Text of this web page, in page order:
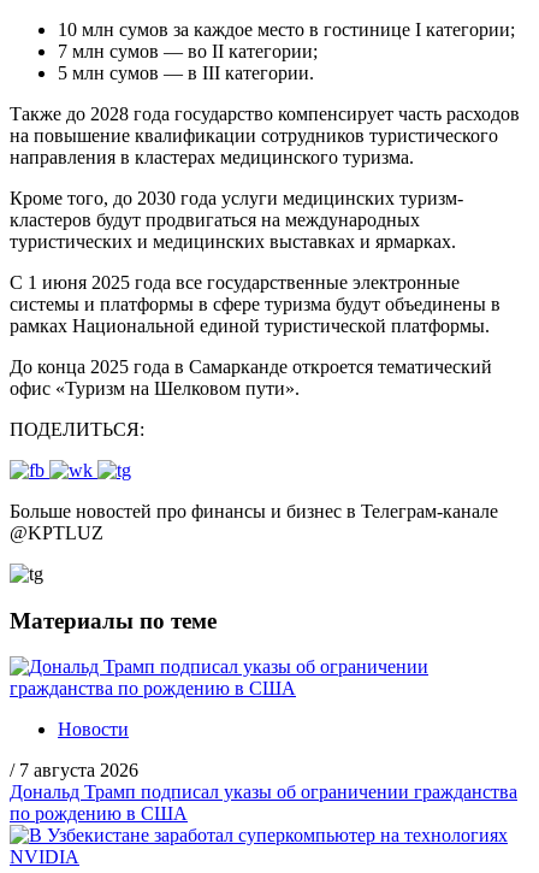
10 млн сумов за каждое место в гостинице I категории;
7 млн сумов — во II категории;
5 млн сумов — в III категории.
Также до 2028 года государство компенсирует часть расходов
на повышение квалификации сотрудников туристического
направления в кластерах медицинского туризма.
Кроме того, до 2030 года услуги медицинских туризм-
кластеров будут продвигаться на международных
туристических и медицинских выставках и ярмарках.
С 1 июня 2025 года все государственные электронные
системы и платформы в сфере туризма будут объединены в
рамках Национальной единой туристической платформы.
До конца 2025 года в Самарканде откроется тематический
офис «Туризм на Шелковом пути».
ПОДЕЛИТЬСЯ:
Больше новостей про финансы и бизнес в Телеграм-канале
@KPTLUZ
Материалы по теме
Новости
/ 7 августа 2026
Дональд Трамп подписал указы об ограничении гражданства
по рождению в США